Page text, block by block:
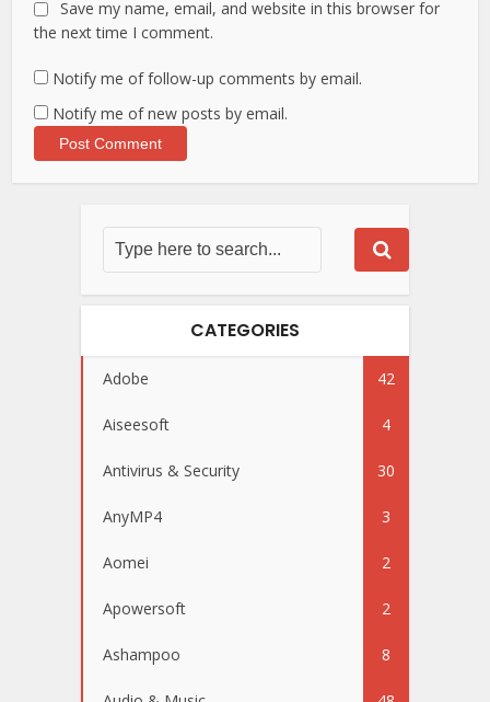
Save my name, email, and website in this browser for
the next time I comment.
Notify me of follow-up comments by email.
Notify me of new posts by email.
CATEGORIES
Adobe 42
Aiseesoft 4
Antivirus & Security 30
AnyMP4 3
Aomei 2
Apowersoft 2
Ashampoo 8